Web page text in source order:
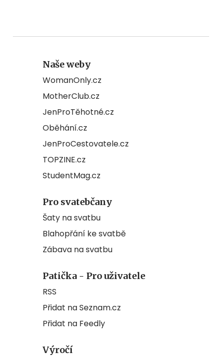
Naše weby
WomanOnly.cz
MotherClub.cz
JenProTěhotné.cz
Oběhání.cz
JenProCestovatele.cz
TOPZINE.cz
StudentMag.cz
Pro svatebčany
Šaty na svatbu
Blahopřání ke svatbě
Zábava na svatbu
Patička - Pro uživatele
RSS
Přidat na Seznam.cz
Přidat na Feedly
Výročí